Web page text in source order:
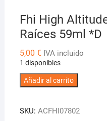
Fhi High
Raíces 59ml *D
5,00 € IVA incluido
1 disponibles
Fhi
Spray
Añadir al carrito
SKU: ACFHI07802